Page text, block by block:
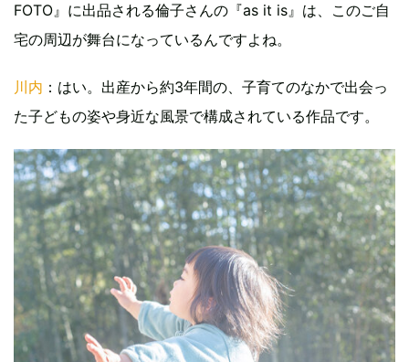
FOTO』に出品される倫子さんの『as it is』は、このご自
宅の周辺が舞台になっているんですよね。
川内 ：はい。出産から約3年間の、子育てのなかで出会っ
た子どもの姿や身近な風景で構成されている作品です。